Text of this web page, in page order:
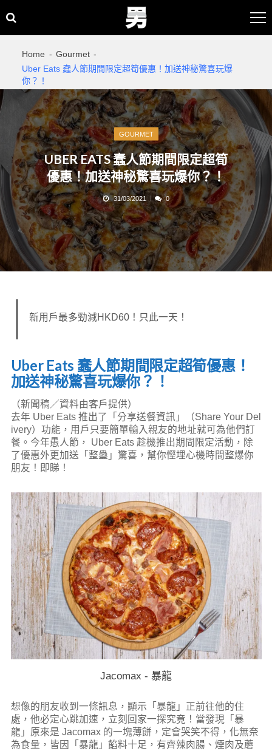
to
to
Home
Gourmet
Uber Eats 蠢人節期間限定超筍優惠！加送神秘驚喜玩爆
你？！
GOURMET
UBER EATS 蠢人節期間限定超筍
優惠！加送神秘驚喜玩爆你？！
31/03/2021 0
新用戶最多勁減HKD60！只此一天！
Uber Eats 蠢人節期間限定超筍優惠！
加送神秘驚喜玩爆你？！
（新聞稿／資料由客戶提供）
去年 Uber Eats 推出了「分享送餐資訊」（Share Your Del
ivery）功能，用戶只要簡單輸入親友的地址就可為他們訂
餐。今年愚人節， Uber Eats 趁機推出期間限定活動，除
了優惠外更加送「整蠱」驚喜，幫你慳埋心機時間整爆你
朋友！即睇！
Jacomax - 暴龍
想像的朋友收到一條訊息，顯示「暴龍」正前往他的住
處，他必定心跳加速，立刻回家一探究竟！當發現「暴
龍」原來是 Jacomax 的一塊薄餅，定會哭笑不得，化無奈
為食量，皆因「暴龍」餡料十足，有齊辣肉腸、煙肉及蘑